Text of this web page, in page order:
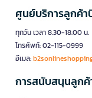
ศูนย์บริการลูกค้า
ทุกวัน เวลา 8.30-18.00 น.
โทรศัพท์: 02-115-0999
อีเมล:
การสนับสนุนลูกค้